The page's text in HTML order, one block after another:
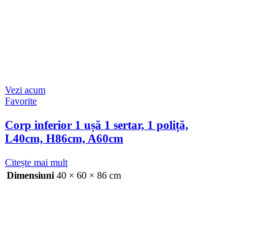
Vezi acum
Favorite
Corp inferior 1 ușă 1 sertar, 1 poliță,
L40cm, H86cm, A60cm
Citește mai mult
Dimensiuni 40 × 60 × 86 cm